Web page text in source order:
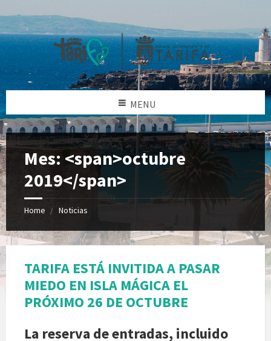
MENU
Mes: <span>octubre
2019</span>
Home Noticias
TARIFA ESTÁ INVITIDA A PASAR
MIEDO EN ISLA MÁGICA EL
PRÓXIMO 26 DE OCTUBRE
La reserva de entradas, incluido